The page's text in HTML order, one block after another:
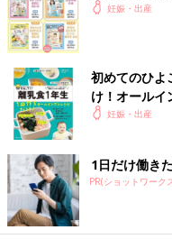
妊娠・出産
初めてのひよ
け！オールイ
妊娠・出産
1日だけ働き
PR(ショットワーク